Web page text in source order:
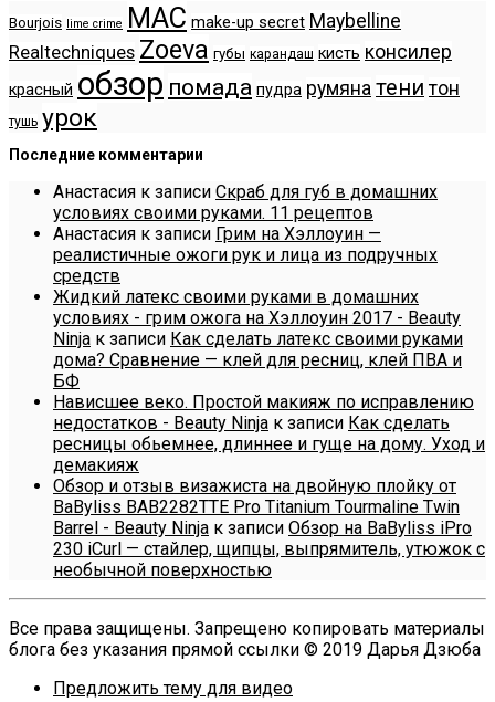
Bourjois lime crime MAC make-up secret Maybelline
Realtechniques Zoeva губы карандаш кисть консилер
красный обзор помада пудра румяна тени тон
тушь урок
Последние комментарии
Анастасия к записи Скраб для губ в домашних
условиях своими руками. 11 рецептов
Анастасия к записи Грим на Хэллоуин —
реалистичные ожоги рук и лица из подручных
средств
Жидкий латекс своими руками в домашних
условиях - грим ожога на Хэллоуин 2017 - Beauty
Ninja к записи Как сделать латекс своими руками
дома? Сравнение — клей для ресниц, клей ПВА и
БФ
Нависшее веко. Простой макияж по исправлению
недостатков - Beauty Ninja к записи Как сделать
ресницы обьемнее, длиннее и гуще на дому. Уход и
демакияж
Обзор и отзыв визажиста на двойную плойку от
BaByliss BAB2282TTE Pro Titanium Tourmaline Twin
Barrel - Beauty Ninja к записи Обзор на BaByliss iPro
230 iCurl — стайлер, щипцы, выпрямитель, утюжок с
необычной поверхностью
Все права защищены. Запрещено копировать материалы
блога без указания прямой ссылки © 2019 Дарья Дзюба
Предложить тему для видео